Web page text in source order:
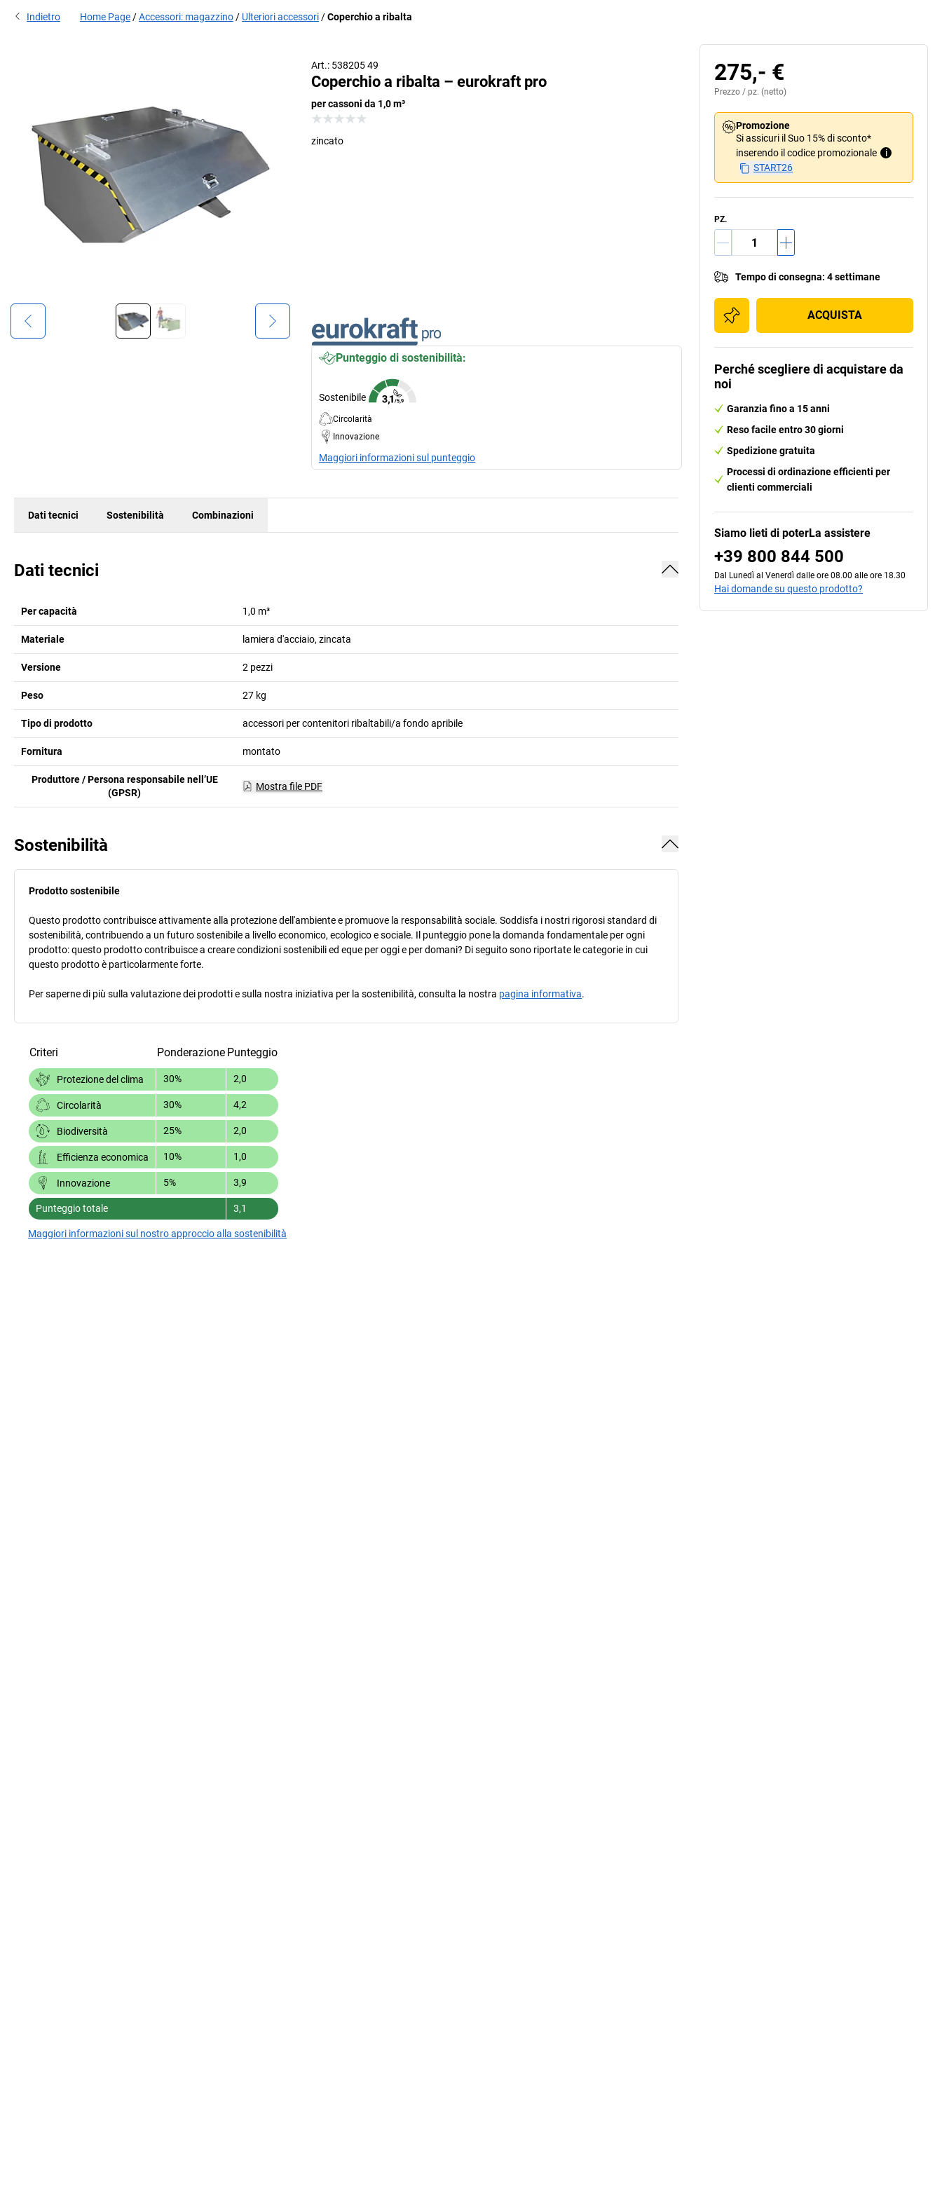
Indietro Home Page Accessori: magazzino Ulteriori accessori Coperchio a ribalta
Art.: 538205 49
Coperchio a ribalta – eurokraft pro
per cassoni da 1,0 m³
zincato
Punteggio di sostenibilità:
Sostenibile
Circolarità
Innovazione
Maggiori informazioni sul punteggio
Contenitore
Dati tecnici Sostenibilità Combinazioni
Dati tecnici
Per capacità 1,0 m³
Materiale lamiera d'acciaio, zincata
Versione 2 pezzi
Peso 27 kg
Tipo di prodotto accessori per contenitori ribaltabili/a fondo apribile
Fornitura montato
Produttore / Persona responsabile nell’UE
(GPSR)
Mostra file PDF
Sostenibilità
Prodotto sostenibile
Questo prodotto contribuisce attivamente alla protezione dell'ambiente e promuove la responsabilità sociale. Soddisfa i nostri rigorosi standard di
sostenibilità, contribuendo a un futuro sostenibile a livello economico, ecologico e sociale. Il punteggio pone la domanda fondamentale per ogni
prodotto: questo prodotto contribuisce a creare condizioni sostenibili ed eque per oggi e per domani? Di seguito sono riportate le categorie in cui
questo prodotto è particolarmente forte.
Per saperne di più sulla valutazione dei prodotti e sulla nostra iniziativa per la sostenibilità, consulta la nostra pagina informativa.
Criteri Ponderazione Punteggio
Protezione del clima 30% 2,0
Circolarità 30% 4,2
Biodiversità 25% 2,0
Efficienza economica 10% 1,0
Innovazione 5% 3,9
Punteggio totale 3,1
Maggiori informazioni sul nostro approccio alla sostenibilità
275,- €
Prezzo / pz. (netto)
Promozione
Si assicuri il Suo 15% di sconto*
inserendo il codice promozionale
i
START26
PZ.
Tempo di consegna: 4 settimane
ACQUISTA
Perché scegliere di acquistare da
noi
Garanzia fino a 15 anni
Reso facile entro 30 giorni
Spedizione gratuita
Processi di ordinazione efficienti per
clienti commerciali
Siamo lieti di poterLa assistere
+39 800 844 500
Dal Lunedì al Venerdì dalle ore 08.00 alle ore 18.30
Hai domande su questo prodotto?